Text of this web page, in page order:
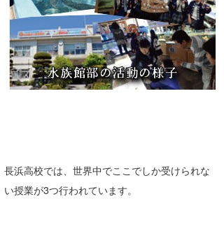
長浜高校では、世界中でここでしか受けられな
い授業が3つ行われています。